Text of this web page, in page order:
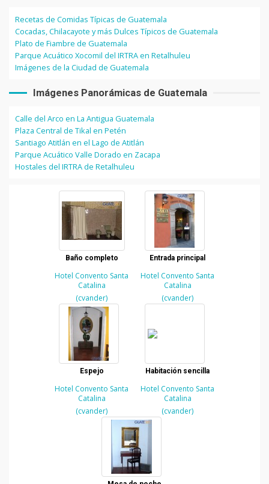
Recetas de Comidas Típicas de Guatemala
Cocadas, Chilacayote y más Dulces Típicos de Guatemala
Plato de Fiambre de Guatemala
Parque Acuático Xocomil del IRTRA en Retalhuleu
Imágenes de la Ciudad de Guatemala
Imágenes Panorámicas de Guatemala
Calle del Arco en La Antigua Guatemala
Plaza Central de Tikal en Petén
Santiago Atitlán en el Lago de Atitlán
Parque Acuático Valle Dorado en Zacapa
Hostales del IRTRA de Retalhuleu
Baño completo
Hotel Convento Santa
Catalina
(cvander)
Entrada principal
Hotel Convento Santa
Catalina
(cvander)
Espejo
Hotel Convento Santa
Catalina
(cvander)
Habitación sencilla
Hotel Convento Santa
Catalina
(cvander)